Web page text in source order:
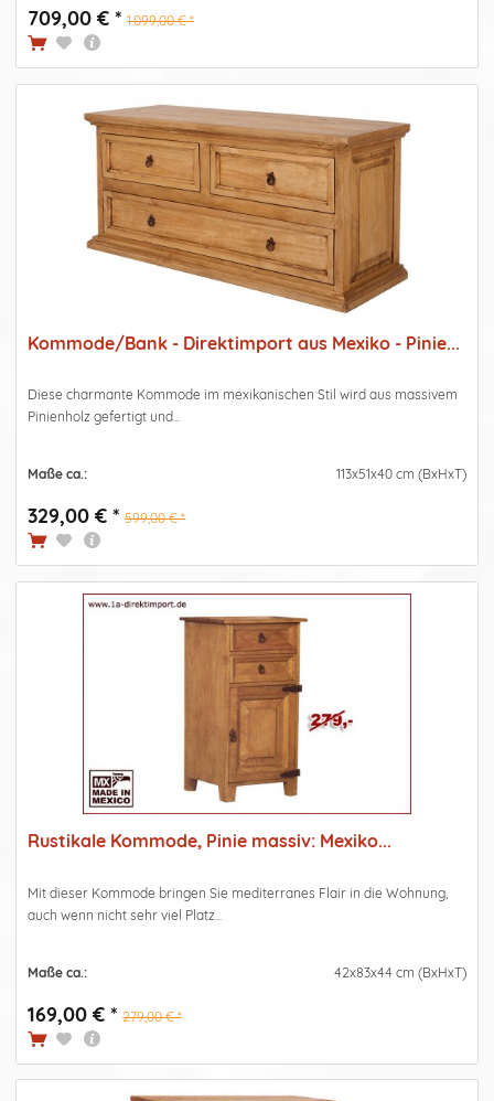
709,00 € * 1.099,00 € *
Kommode/Bank - Direktimport aus Mexiko - Pinie...
Diese charmante Kommode im mexikanischen Stil wird aus massivem
Pinienholz gefertigt und...
Maße ca.: 113x51x40 cm (BxHxT)
329,00 € * 599,00 € *
Rustikale Kommode, Pinie massiv: Mexiko...
Mit dieser Kommode bringen Sie mediterranes Flair in die Wohnung,
auch wenn nicht sehr viel Platz...
Maße ca.: 42x83x44 cm (BxHxT)
169,00 € * 279,00 € *